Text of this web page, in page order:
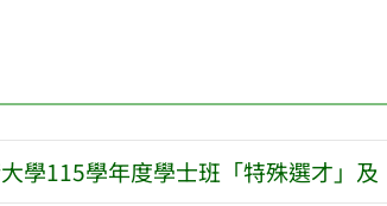
學115學年度學士班「特殊選才」